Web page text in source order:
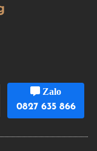
Zalo
0827 635 866